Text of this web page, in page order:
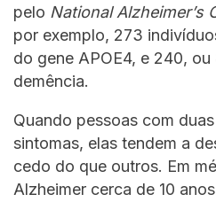
pelo National Alzheimer’s
por exemplo, 273
do gene APOE4, e 240,
demência.
Quando pessoas com
sintomas, elas tendem a
cedo do que outros. Em
Alzheimer cerca de 10